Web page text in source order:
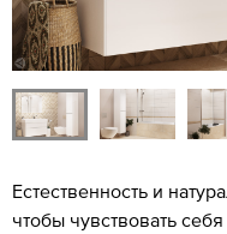
Естественность и
чтобы чувствовать